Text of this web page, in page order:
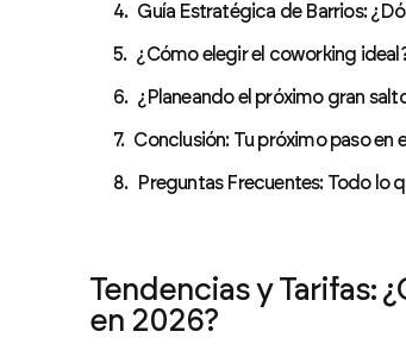
Guía Estratégica de Barrios:
¿Cómo elegir el coworking
¿Planeando el próximo gran
Conclusión: Tu próximo paso en
Preguntas Frecuentes: Todo lo
Tendencias y Tarifas:
en 2026?